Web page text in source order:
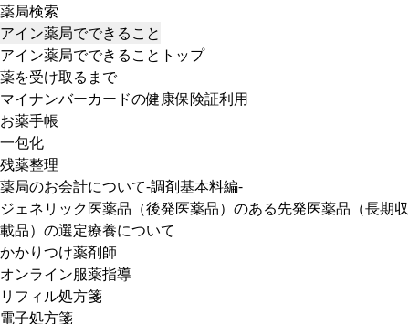
薬局検索
アイン薬局でできること
アイン薬局でできることトップ
薬を受け取るまで
マイナンバーカードの健康保険証利用
お薬手帳
一包化
残薬整理
薬局のお会計について-調剤基本料編-
ジェネリック医薬品（後発医薬品）のある先発医薬品（長期収
載品）の選定療養について
かかりつけ薬剤師
オンライン服薬指導
リフィル処方箋
電子処方箋